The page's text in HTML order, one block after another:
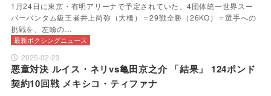
1月24日に東京・有明アリーナで予定されていた、4団体統一世界スー
パーバンタム級王者井上尚弥（大橋）＝29戦全勝（26KO）＝選手への
挑戦を、左瞼の…
最新ボクシングニュース
2025-02-23
悪童対決 ルイス・ネリvs亀田京之介 「結果」 124ポンド
契約10回戦 メキシコ・ティファナ